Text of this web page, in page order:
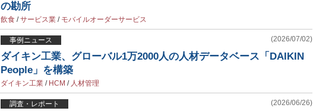
の勘所
飲食 /サービス業 / モバイルオーダーサービス
事例ニュース (2026/07/02)
ダイキン工業、グローバル1万2000人の人材データベース「DAIKIN
People」を構築
ダイキン工業 / HCM / 人材管理
調査・レポート (2026/06/26)